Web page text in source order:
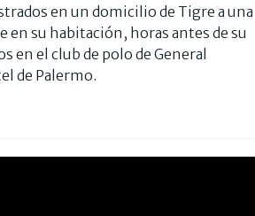
en un domicilio de Tigre a una
en su habitación, horas antes de su
en el club de polo de General
de Palermo.